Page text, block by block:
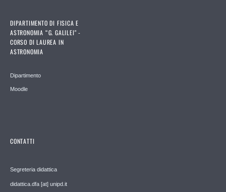
DIPARTIMENTO DI FISICA E
ASTRONOMIA “G. GALILEI" -
CORSO DI LAUREA IN
ASTRONOMIA
Dipartimento
Moodle
CONTATTI
Segreteria didattica
didattica.dfa [at] unipd.it